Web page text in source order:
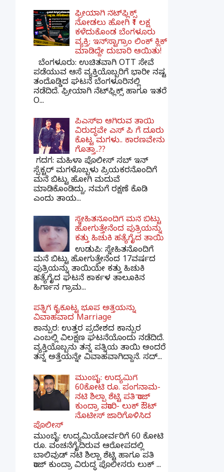
ಫ್ರೀಯಾಗಿ ನೆಟ್‌ಫ್ಲಿಕ್ಸ್
ನೋಡಲು ಹೋಗಿ ₹1 ಲಕ್ಷ
ಕಳೆದುಕೊಂಡ ಬೆಂಗಳೂರು
ವ್ಯಕ್ತಿ; ಇನ್‌ಸ್ಟಾಗ್ರಾಂ ಲಿಂಕ್ ಕ್ಲಿಕ್
ಮಾಡಿದ್ದೇ ದುಬಾರಿ ಆಯಿತು!
ಬೆಂಗಳೂರು: ಉಚಿತವಾಗಿ OTT ಸೇವೆ
ಪಡೆಯುವ ಆಸೆ ವ್ಯಕ್ತಿಯೊಬ್ಬರಿಗೆ ಭಾರೀ ನಷ್ಟ
ತಂದೊಡ್ಡಿದ ಘಟನೆ ಬೆಂಗಳೂರಿನಲ್ಲಿ
ನಡೆದಿದೆ. ಫ್ರೀಯಾಗಿ ನೆಟ್‌ಫ್ಲಿಕ್ಸ್ ಹಾಗೂ ಇತರೆ
O...
ಪಿಎಸ್​ಐ ಆಗಿರುವ ತಾಯಿ
ವಿರುದ್ಧವೇ ಎಸ್ ಪಿ ಗೆ ದೂರು
ಕೊಟ್ಟ ಮಗಳು.. ಕಾರಣವೇನು
ಗೊತ್ತಾ..??
ಗದಗ​: ಮಹಿಳಾ ಪೊಲೀಸ್​ ಸಬ್ ​ಇನ್​
ಸ್ಪೆಕ್ಟರ್​ ಮಗಳೊಬ್ಬಳು ಪ್ರಿಯಕರನೊಂದಿಗೆ
ಮನೆ ಬಿಟ್ಟು ಹೋಗಿ ಮದುವೆ
ಮಾಡಿಕೊಂಡಿದ್ದು, ನಮಗೆ ರಕ್ಷಣೆ ಕೊಡಿ
ಎಂದು ತಾಯ...
ಸ್ನೇಹಿತನೊಂದಿಗೆ ಮನೆ ಬಿಟ್ಟು
ಹೋಗುತ್ತೇನೆಂದ ಪುತ್ರಿಯನ್ನು
ಕತ್ತು ಹಿಚುಕಿ ಹತ್ಯೆಗೈದ ತಾಯಿ
ಉಡುಪಿ: ಸ್ನೇಹಿತನೊಂದಿಗೆ
ಮನೆ ಬಿಟ್ಟು ಹೋಗುತ್ತೇನೆಂದ 17ವರ್ಷದ
ಪುತ್ರಿಯನ್ನು ತಾಯಿಯೇ ಕತ್ತು ಹಿಚುಕಿ
ಹತ್ಯೆಗೈದ ಘಟನೆ ಕಾರ್ಕಳ ತಾಲೂಕಿನ
ಹಿರ್ಗಾನ ಗ್ರಾಮ...
ಪತ್ನಿಗೆ ಕೈಕೊಟ್ಟ ಭೂಪ ಅತ್ತೆಯನ್ನು
ವಿವಾಹವಾದ Marriage
ಕಾನ್ಪುರ: ಉತ್ತರ ಪ್ರದೇಶದ ಕಾನ್ಪುರ
ಎಂಬಲ್ಲಿ ವಿಲಕ್ಷಣ ಘಟನೆಯೊಂದು ನಡೆದಿದೆ.
ವ್ಯಕ್ತಿಯೊಬ್ಬನು ತನ್ನ ಪತ್ನಿಯ ತಾಯಿ ಅಂದರೆ
ತನ್ನ ಅತ್ತೆಯನ್ನೇ ವಿವಾಹವಾಗಿದ್ದಾನೆ. ಸದ್...
ಮುಂಬೈ: ಉದ್ಯಮಿಗೆ
60ಕೋಟಿ ರೂ. ಪಂಗನಾಮ-
ನಟಿ ಶಿಲ್ಪಾ ಶೆಟ್ಟಿ ಪತಿ ರಾಜ್
ಕುಂದ್ರಾ ಪರಾರಿ- ಲುಕ್ ಔಟ್
ನೊಟೀಸ್ ಜಾರಿಗೊಳಿಸಿದ
ಪೊಲೀಸ್
ಮುಂಬೈ: ಉದ್ಯಮಿಯೋರ್ವರಿಗೆ 60 ಕೋಟಿ
ರೂ. ವಂಚನೆಗೈದಿರುವ ಆರೋಪದಲ್ಲಿ
ಬಾಲಿವುಡ್ ನಟಿ ಶಿಲ್ಪಾ ಶೆಟ್ಟಿ ಹಾಗೂ ಪತಿ
ರಾಜ್ ಕುಂದ್ರಾ ವಿರುದ್ಧ ಪೊಲೀಸರು ಲುಕ್ ...